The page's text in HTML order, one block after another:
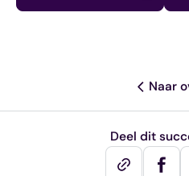
Naar
Deel dit